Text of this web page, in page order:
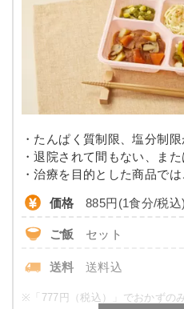
12.2～
-
リン -
カリウム -
コレステロール -
て異なる場合がございます。 ご
例
・たんぱく質制限、塩分制限
・退院されて間もない、ま
・治療を目的とした商品で
価格 885円(1食分/税込)
ご飯 セット
送料 送料込
※ 「777円（税込）」でおかずの